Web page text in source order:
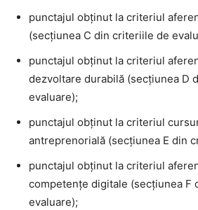
punctajul obţinut la criteriul
(secţiunea C din criteriile de
punctajul obținut la criteriul
dezvoltare durabilă (secţiunea D
evaluare);
punctajul obținut la criteriul
antreprenorială (secţiunea E din
punctajul obținut la criteriul
competențe digitale (secţiunea F
evaluare);